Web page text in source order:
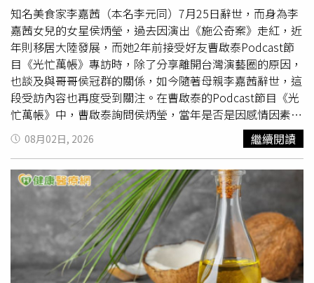
知名美食家李嘉茜（本名李元同）7月25日辭世，而身為李
嘉茜女兒的女星侯炳瑩，過去因演出《施公奇案》走紅，近
年則移居大陸發展，而她2年前接受好友曹啟泰Podcast節
目《光忙萬帳》專訪時，除了分享離開台灣演藝圈的原因，
也談及與哥哥侯冠群的關係，如今隨著母親李嘉茜辭世，這
段受訪內容也再度受到關注。在曹啟泰的Podcast節目《光
忙萬帳》中，曹啟泰詢問侯炳瑩，當年是否是因感情因素離
開演藝圈，侯炳瑩則否認，表示自己拍攝《施公奇案》共
274集，長時間日夜顛倒拍戲，身體逐漸無法負荷。侯炳瑩
透露，自己曾罹患子宮頸癌，4年前醫師又發現膽囊裡有囊
腫，之後將腫瘤切除。侯炳瑩表示，自己生病時習慣低調面
對，除非真的需要意見或協助，否則不太會向外界提起，就
連4年前做手術時，也是一個人前往醫院，沒有在社群分
享。談到家庭話題時，曹啟泰提及侯冠群，並笑問「還算是
哥哥嗎？」侯炳瑩則回應「他是啊！血緣上還是啊」，當曹
啟泰提到自己就不一樣，已經把自己的2位哥哥封鎖、斷絕
08月02日, 2026 繼續閱讀